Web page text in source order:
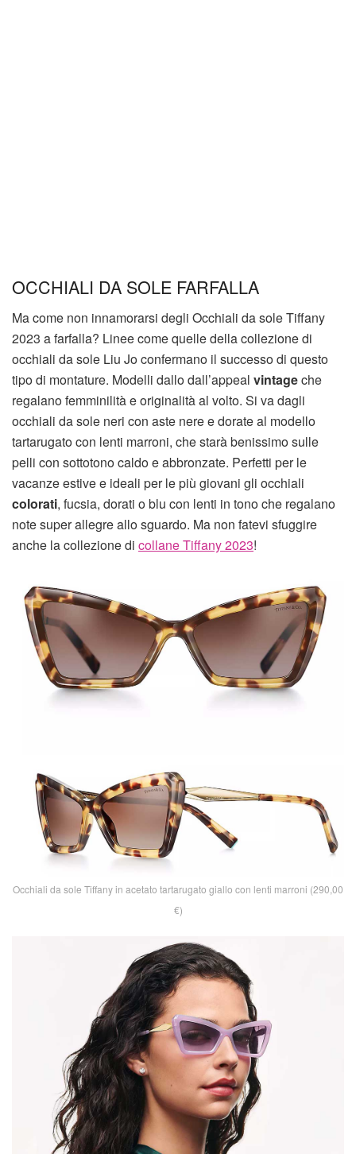
OCCHIALI DA SOLE FARFALLA
Ma come non innamorarsi degli Occhiali da sole Tiffany
2023 a farfalla? Linee come quelle della collezione di
occhiali da sole Liu Jo confermano il successo di questo
tipo di montature. Modelli dallo dall’appeal vintageche
regalano femminilità e originalità al volto. Si va dagli
occhiali da sole neri con aste nere e dorate al modello
tartarugato con lenti marroni, che starà benissimo sulle
pelli con sottotono caldo e abbronzate. Perfetti per le
vacanze estive e ideali per le più giovani gli occhiali
colorati, fucsia, dorati o blu con lenti in tono che regalano
note super allegre allo sguardo. Ma non fatevi sfuggire
anche la collezione di collane Tiffany 2023!
Occhiali da sole Tiffany in acetato tartarugato giallo con lenti marroni (290,00
€)